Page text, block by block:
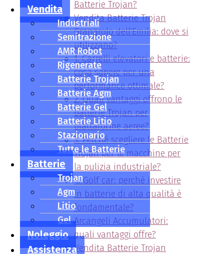
Vendita
Industriali
Semitrazione
AMR Robot
Rigenerate
Batterie Trojan
Batterie Agm
Batterie Gel
Batterie Litio
Stazionario
Tutte le Batterie
Batterie
Trojan
Agm
Litio
Gel
Noleggio
Assistenza
Batterie Trojan?
Vendita Batterie Trojan
Granarolo dell'Emilia: dove si
utilizzano?
1. Carrelli elevatori e batterie:
cosa sapere per una
performance ottimale?
2. Quali vantaggi offrono le
batterie Trojan per
piattaforme aeree?
3. Perché scegliere le Batterie
Trojan per le macchine per
la pulizia industriale?
4. Golf car: perché investire
in batterie di alta qualità è
fondamentale?
Arcangeli Accumulatori:
quali vantaggi offre?
Vendita Batterie Trojan